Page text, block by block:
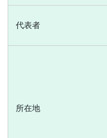
代表者
所在地